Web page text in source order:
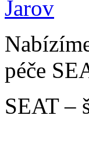
péče
SEAT –